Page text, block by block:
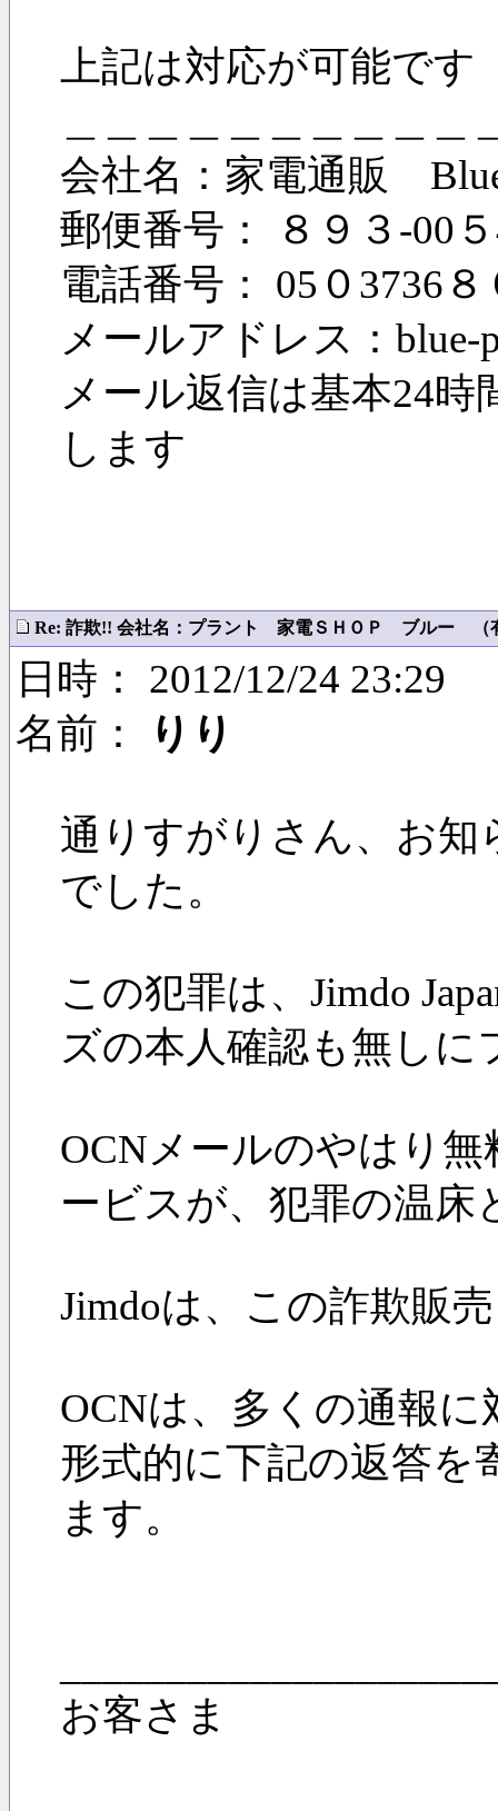
上記は対応が可能です
会社名：家電通販
郵便番号： ８９３-00
電話番号： 05０3736
メールアドレス：blue-
メール返信は基本24
します
Re: 詐欺!! 会社名：プラント 家電ＳＨＯＰ ブルー （
日時： 2012/12/24 23:29
名前：
りり
通りすがりさん、お
でした。
この犯罪は、Jimdo
ズの本人確認も無し
OCNメールのやはり
ービスが、犯罪の温床
Jimdoは、この詐欺販
OCNは、多くの通報に
形式的に下記の返答
ます。
お客さま